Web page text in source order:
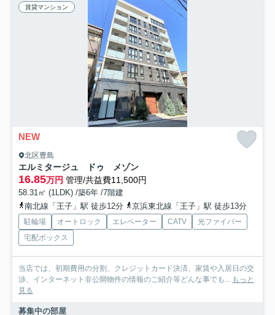
賃貸マンション
NEW
北区豊島
エルミタージュ ドゥ メゾン
16.85万円 管理/共益費11,500円
58.31㎡ (1LDK) /築6年 /7階建
南北線「王子」駅 徒歩12分
京浜東北線「王子」駅 徒歩13分
駐輪場 オートロック エレベーター CATV
光ファイバー
宅配ボックス
当店では、初期費用の分割、クレジットカード決済、家賃や入居日の交
渉、インターネット非公開物件の情報のご紹介等どんな事でも... もっと
見る
募集中の部屋